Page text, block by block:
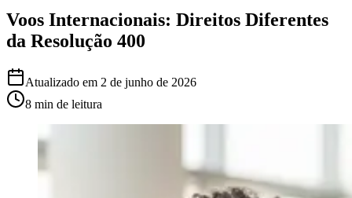
Voos Internacionais: Direitos Diferentes
da Resolução 400
Atualizado em 2 de junho de 2026
8 min de leitura